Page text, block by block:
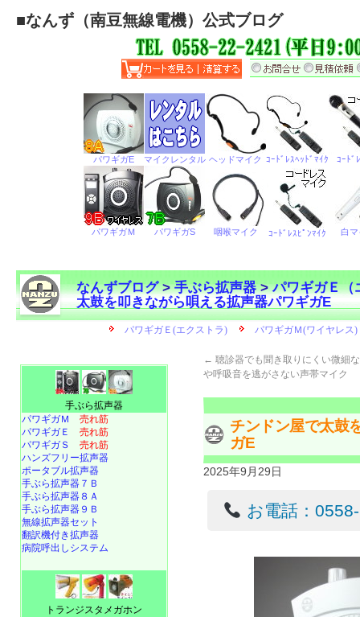
■なんず（南豆無線電機）公式ブログ
なんずブログ>手ぶら拡声器>パワギガＥ（
太鼓を叩きながら唄える拡声器パワギガE
← 聴診器でも聞き取りにくい微細
や呼吸音を逃がさない声帯マイク
チンドン屋で太鼓
ガE
2025年9月29日
お電話：
手ぶら拡声器
パワギガＭ 売れ筋
パワギガＥ 売れ筋
パワギガＳ 売れ筋
ハンズフリー拡声器
ポータブル拡声器
手ぶら拡声器７Ｂ
手ぶら拡声器８Ａ
手ぶら拡声器９Ｂ
無線拡声器セット
翻訳機付き拡声器
病院呼出しシステム
トランジスタメガホン